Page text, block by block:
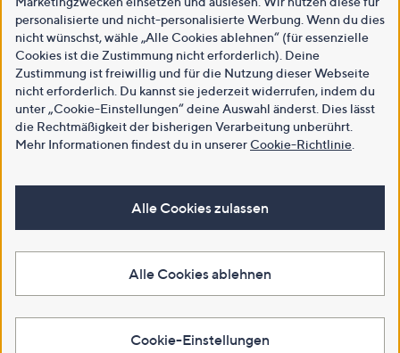
personalisierte und nicht-personalisierte Werbung. Wenn du dies
nicht wünschst, wähle „Alle Cookies ablehnen“ (für essenzielle
Cookies ist die Zustimmung nicht erforderlich). Deine
Zustimmung ist freiwillig und für die Nutzung dieser Webseite
nicht erforderlich. Du kannst sie jederzeit widerrufen, indem du
unter „Cookie-Einstellungen“ deine Auswahl änderst. Dies lässt
die Rechtmäßigkeit der bisherigen Verarbeitung unberührt.
Mehr Informationen findest du in unsererCookie-Richtlinie
Alle Cookies zulassen
Alle Cookies ablehnen
Cookie-Einstellungen